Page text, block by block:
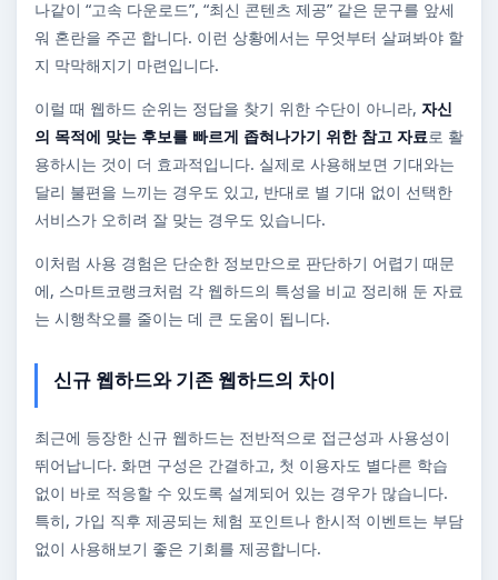
나같이 “고속 다운로드”, “최신 콘텐츠 제공” 같은 문구를 앞세
워 혼란을 주곤 합니다. 이런 상황에서는 무엇부터 살펴봐야 할
지 막막해지기 마련입니다.
이럴 때 웹하드 순위는 정답을 찾기 위한 수단이 아니라, 자신
의 목적에 맞는 후보를 빠르게 좁혀나가기 위한 참고 자료로 활
용하시는 것이 더 효과적입니다. 실제로 사용해보면 기대와는
달리 불편을 느끼는 경우도 있고, 반대로 별 기대 없이 선택한
서비스가 오히려 잘 맞는 경우도 있습니다.
이처럼 사용 경험은 단순한 정보만으로 판단하기 어렵기 때문
에, 스마트코랭크처럼 각 웹하드의 특성을 비교 정리해 둔 자료
는 시행착오를 줄이는 데 큰 도움이 됩니다.
신규 웹하드와 기존 웹하드의 차이
최근에 등장한 신규 웹하드는 전반적으로 접근성과 사용성이
뛰어납니다. 화면 구성은 간결하고, 첫 이용자도 별다른 학습
없이 바로 적응할 수 있도록 설계되어 있는 경우가 많습니다.
특히, 가입 직후 제공되는 체험 포인트나 한시적 이벤트는 부담
없이 사용해보기 좋은 기회를 제공합니다.